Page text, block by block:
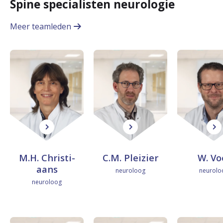
n
g
Spine specialisten neurologie
Meer teamleden
M.H. Chris­ti­
aans
neuroloog
M
H
.
h
C.M. Plei­zier
neuroloog
C
M
l
W.
W
V
t